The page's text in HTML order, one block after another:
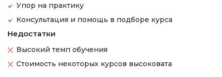
Упор на практику
Консультация и помощь в подборе курса
Недостатки
Высокий темп обучения
Стоимость некоторых курсов высоковата